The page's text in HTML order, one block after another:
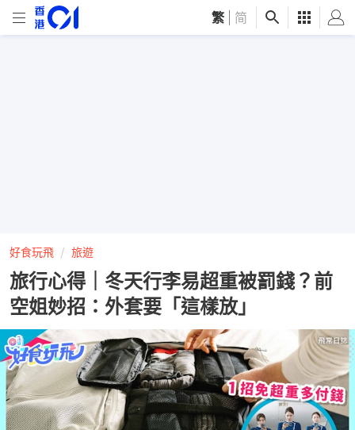
繁 简
好食玩飛 旅遊
旅行心得｜冬天行李易超重被罰錢？前
空姐妙招：外套要「這樣放」